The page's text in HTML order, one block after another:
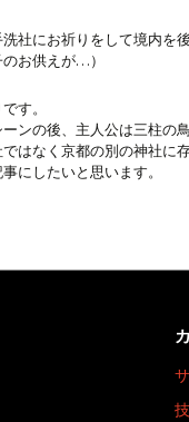
社にお祈りをして境内を
お供えが…）
す。
ンの後、主人公は三柱の
はなく京都の別の神社に
にしたいと思います。